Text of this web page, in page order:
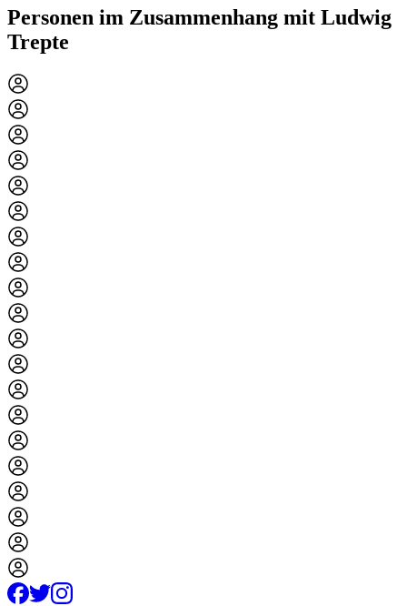
Personen im Zusammenhang mit Ludwig
Trepte